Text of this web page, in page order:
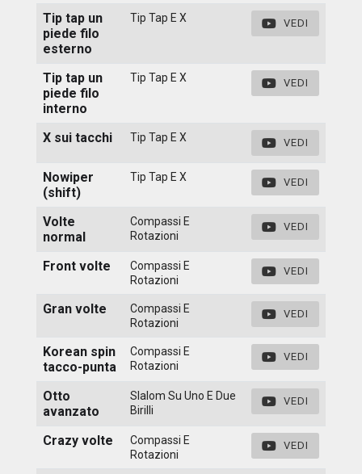
Tip tap un
piede filo
esterno
Tip Tap E X VEDI
Tip tap un
piede filo
interno
Tip Tap E X VEDI
X sui tacchi Tip Tap E X VEDI
Nowiper
(shift)
Tip Tap E X VEDI
Volte
normal
Compassi E
Rotazioni
VEDI
Front volte
Compassi E
Rotazioni
VEDI
Gran volte
Compassi E
Rotazioni
VEDI
Korean spin
tacco-punta
Compassi E
Rotazioni
VEDI
Otto
avanzato
Slalom Su Uno E Due
Birilli
VEDI
Crazy volte
Compassi E
Rotazioni
VEDI